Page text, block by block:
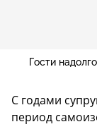
Гости
С годами
период